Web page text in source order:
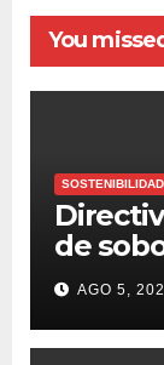
You
SOSTENIBILIDAD
de
AGO 5,